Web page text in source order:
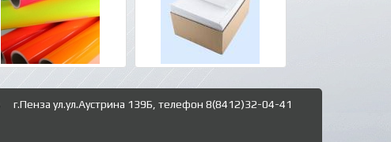
г.Пенза ул.ул.Аустрина 139Б, телефон 8(8412)32-04-41